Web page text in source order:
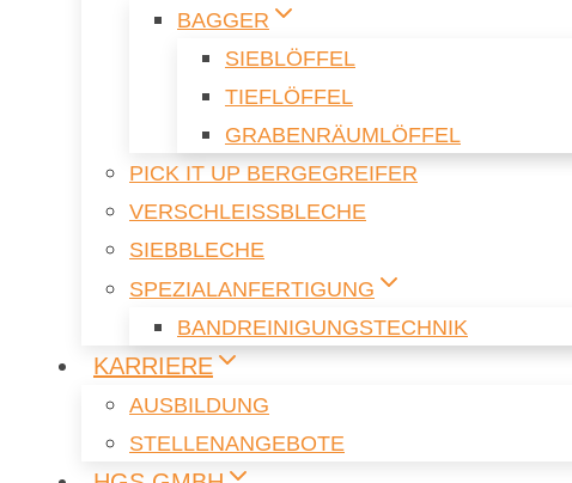
BAG­GER
SIEB­LÖF­FEL
TIEF­LÖF­FEL
GRA­BEN­RÄUM­LÖF­FEL
PICK IT UP BER­GE­G­REI­FER
VER­SCHLEISS­BLE­CHE
SIEB­BLE­CHE
SPE­ZI­AL­AN­FER­TI­GUNG
BAND­REI­NI­GUNGS­TECH­NIK
KAR­RIE­RE
AUS­BIL­DUNG
STEL­LEN­AN­GE­BO­TE